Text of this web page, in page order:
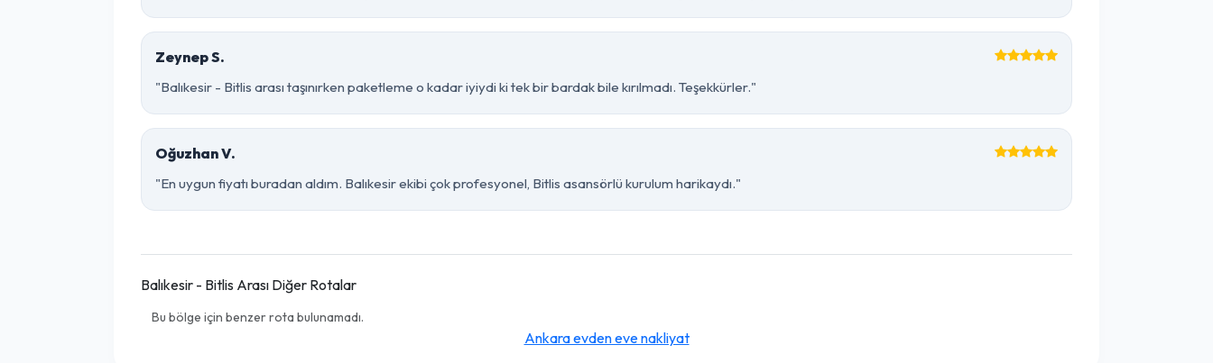
Zeynep S.
"Balıkesir - Bitlis arası taşınırken paketleme o kadar iyiydi ki tek bir bardak bile kırılmadı. Teşekkürler."
Oğuzhan V.
"En uygun fiyatı buradan aldım. Balıkesir ekibi çok profesyonel, Bitlis asansörlü kurulum harikaydı."
Balıkesir - Bitlis Arası Diğer Rotalar
Bu bölge için benzer rota bulunamadı.
Ankara evden eve nakliyat